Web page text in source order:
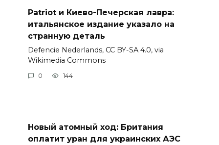
Patriot и Киево-Печерская лавра:
итальянское издание указало на
странную деталь
Defencie Nederlands, CC BY-SA 4.0, via
Wikimedia Commons
0 144
Новый атомный ход: Британия
оплатит уран для украинских АЭС